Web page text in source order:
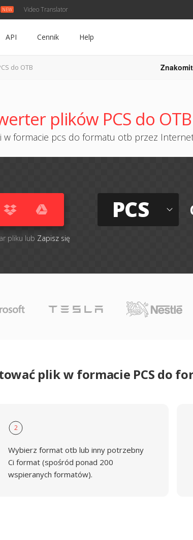
Video Translator
API Cennik Help
do OTB
plików PCS do OTB
w formacie pcs do formatu otb przez
pliku lub Zapisz się
PCS
plik w formacie PCS do
2
Wybierz format otb lub inny potrzebny
Ci format (spośród ponad 200
wspieranych formatów).